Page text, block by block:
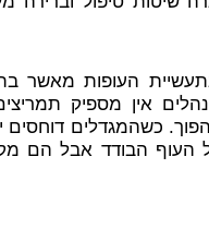
העופות מאשר
אין מספיק
כשהמגדלים דוחסים
הבודד אבל הם